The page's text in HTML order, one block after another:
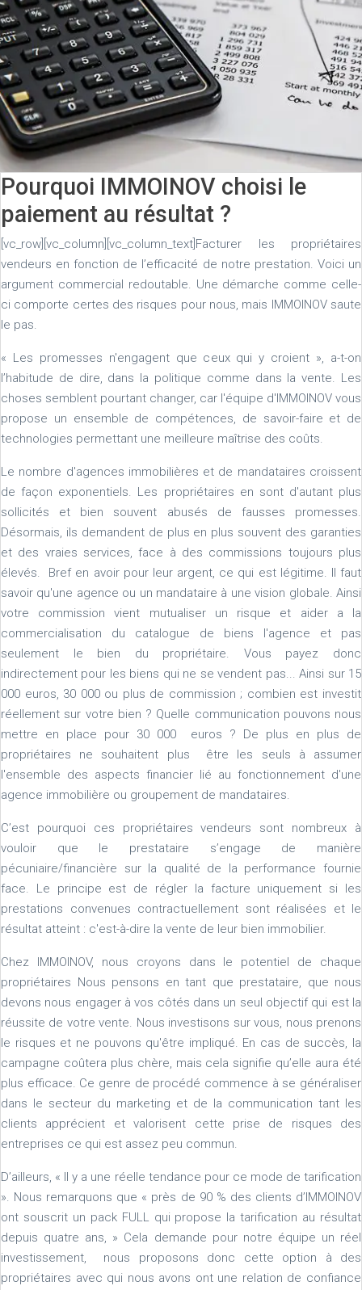
Pourquoi IMMOINOV choisi le
paiement au résultat ?
[vc_row][vc_column][vc_column_text]Facturer les propriétaires
vendeurs en fonction de l’efficacité de notre prestation. Voici un
argument commercial redoutable. Une démarche comme celle-
ci comporte certes des risques pour nous, mais IMMOINOV saute
le pas.
« Les promesses n'engagent que ceux qui y croient », a-t-on
l’habitude de dire, dans la politique comme dans la vente. Les
choses semblent pourtant changer, car l'équipe d'IMMOINOV vous
propose un ensemble de compétences, de savoir-faire et de
technologies permettant une meilleure maîtrise des coûts.
Le nombre d'agences immobilières et de mandataires croissent
de façon exponentiels. Les propriétaires en sont d'autant plus
sollicités et bien souvent abusés de fausses promesses.
Désormais, ils demandent de plus en plus souvent des garanties
et des vraies services, face à des commissions toujours plus
élevés. Bref en avoir pour leur argent, ce qui est légitime. Il faut
savoir qu'une agence ou un mandataire à une vision globale. Ainsi
votre commission vient mutualiser un risque et aider a la
commercialisation du catalogue de biens l'agence et pas
seulement le bien du propriétaire. Vous payez donc
indirectement pour les biens qui ne se vendent pas... Ainsi sur 15
000 euros, 30 000 ou plus de commission ; combien est investit
réellement sur votre bien ? Quelle communication pouvons nous
mettre en place pour 30 000 euros ? De plus en plus de
propriétaires ne souhaitent plus être les seuls à assumer
l'ensemble des aspects financier lié au fonctionnement d'une
agence immobilière ou groupement de mandataires.
C’est pourquoi ces propriétaires vendeurs sont nombreux à
vouloir que le prestataire s’engage de manière
pécuniaire/financière sur la qualité de la performance fournie
face. Le principe est de régler la facture uniquement si les
prestations convenues contractuellement sont réalisées et le
résultat atteint : c'est-à-dire la vente de leur bien immobilier.
Chez IMMOINOV, nous croyons dans le potentiel de chaque
propriétaires Nous pensons en tant que prestataire, que nous
devons nous engager à vos côtés dans un seul objectif qui est la
réussite de votre vente. Nous investisons sur vous, nous prenons
le risques et ne pouvons qu'être impliqué. En cas de succès, la
campagne coûtera plus chère, mais cela signifie qu’elle aura été
plus efficace. Ce genre de procédé commence à se généraliser
dans le secteur du marketing et de la communication tant les
clients apprécient et valorisent cette prise de risques des
entreprises ce qui est assez peu commun.
D’ailleurs, « Il y a une réelle tendance pour ce mode de tarification
». Nous remarquons que « près de 90 % des clients d’IMMOINOV
ont souscrit un pack FULL qui propose la tarification au résultat
depuis quatre ans, » Cela demande pour notre équipe un réel
investissement, nous proposons donc cette option à des
propriétaires avec qui nous avons ont une relation de confiance